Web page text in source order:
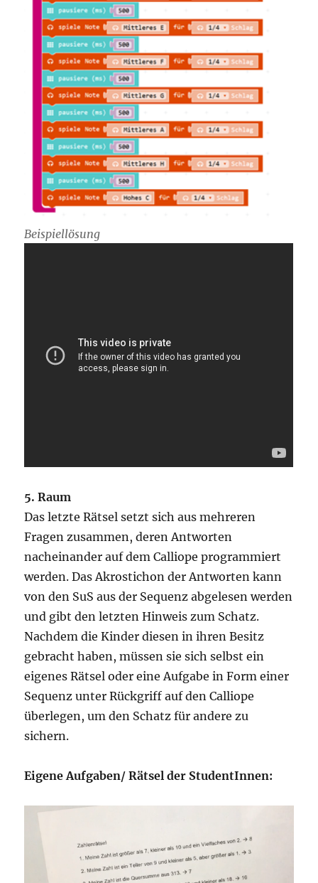
Beispiellösung
5. Raum
Das letzte Rätsel setzt sich aus mehreren
Fragen zusammen, deren Antworten
nacheinander auf dem Calliope programmiert
werden. Das Akrostichon der Antworten kann
von den SuS aus der Sequenz abgelesen werden
und gibt den letzten Hinweis zum Schatz.
Nachdem die Kinder diesen in ihren Besitz
gebracht haben, müssen sie sich selbst ein
eigenes Rätsel oder eine Aufgabe in Form einer
Sequenz unter Rückgriff auf den Calliope
überlegen, um den Schatz für andere zu
sichern.
Eigene Aufgaben/ Rätsel der StudentInnen: